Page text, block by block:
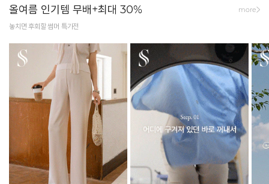
올여름 인기템 무배+최대 30%
놓치면 후회할 썸머 특가전
more